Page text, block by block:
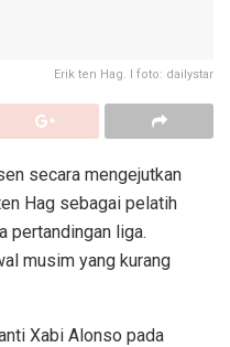
Erik ten Hag. I foto: dailystar
secara mengejutkan
Hag sebagai pelatih
pertandingan liga.
musim yang kurang
Xabi Alonso pada